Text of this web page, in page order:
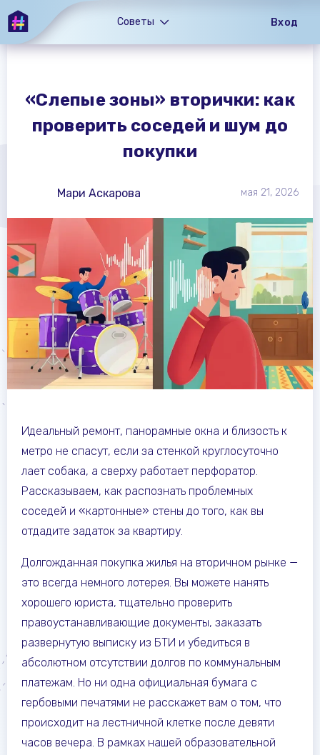
Советы Вход
«Слепые зоны» вторички: как
проверить соседей и шум до
покупки
Мари Аскарова мая 21, 2026
Идеальный ремонт, панорамные окна и близость к
метро не спасут, если за стенкой круглосуточно
лает собака, а сверху работает перфоратор.
Рассказываем, как распознать проблемных
соседей и «картонные» стены до того, как вы
отдадите задаток за квартиру.
Долгожданная покупка жилья на вторичном рынке —
это всегда немного лотерея. Вы можете нанять
хорошего юриста, тщательно проверить
правоустанавливающие документы, заказать
развернутую выписку из БТИ и убедиться в
абсолютном отсутствии долгов по коммунальным
платежам. Но ни одна официальная бумага с
гербовыми печатями не расскажет вам о том, что
происходит на лестничной клетке после девяти
часов вечера. В рамках нашей образовательной